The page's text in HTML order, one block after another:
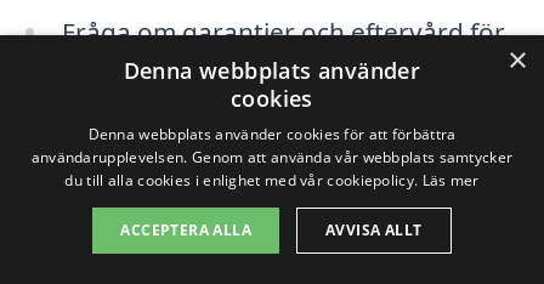
Fråga om garantier och eftervård för
att försäkra dig om att ditt tak hålls i
Se till att de använder
kvalitetsmaterial för att garantera
×
Denna webbplats använder
cookies
Denna webbplats använder cookies för att förbättra
användarupplevelsen. Genom att använda vår webbplats samtycker
du till alla cookies i enlighet med vår cookiepolicy. Läs mer
ACCEPTERA ALLA AVVISA ALLT